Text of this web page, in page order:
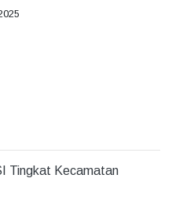
Tingkat Kecamatan